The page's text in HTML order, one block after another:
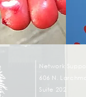
Network
606 N.
Suite 202